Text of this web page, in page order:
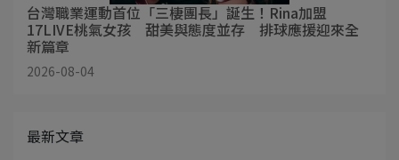
台灣職業運動首位「三棲團長」誕生！Rina加盟
17LIVE桃氣女孩 甜美與態度並存 排球應援迎來全
新篇章
2026-08-04
最新文章